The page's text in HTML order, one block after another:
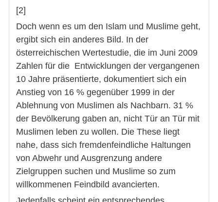
[2]
Doch wenn es um den Islam und Muslime geht,
ergibt sich ein anderes Bild. In der
österreichischen Wertestudie, die im Juni 2009
Zahlen für die Entwicklungen der vergangenen
10 Jahre präsentierte, dokumentiert sich ein
Anstieg von 16 % gegenüber 1999 in der
Ablehnung von Muslimen als Nachbarn. 31 %
der Bevölkerung gaben an, nicht Tür an Tür mit
Muslimen leben zu wollen. Die These liegt
nahe, dass sich fremdenfeindliche Haltungen
von Abwehr und Ausgrenzung andere
Zielgruppen suchen und Muslime so zum
willkommenen Feindbild avancierten.